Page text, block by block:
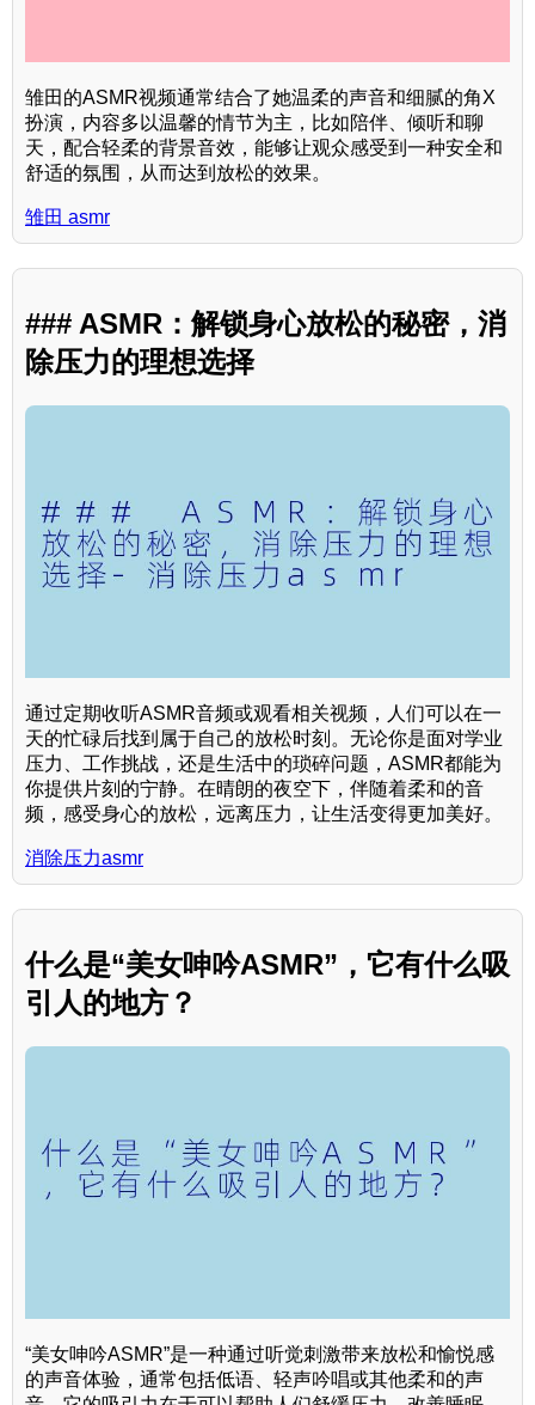
雏田的ASMR视频通常结合了她温柔的声音和细腻的角X
扮演，内容多以温馨的情节为主，比如陪伴、倾听和聊
天，配合轻柔的背景音效，能够让观众感受到一种安全和
舒适的氛围，从而达到放松的效果。
雏田 asmr
### ASMR：解锁身心放松的秘密，消
除压力的理想选择
通过定期收听ASMR音频或观看相关视频，人们可以在一
天的忙碌后找到属于自己的放松时刻。无论你是面对学业
压力、工作挑战，还是生活中的琐碎问题，ASMR都能为
你提供片刻的宁静。在晴朗的夜空下，伴随着柔和的音
频，感受身心的放松，远离压力，让生活变得更加美好。
消除压力asmr
什么是“美女呻吟ASMR”，它有什么吸
引人的地方？
“美女呻吟ASMR”是一种通过听觉刺激带来放松和愉悦感
的声音体验，通常包括低语、轻声吟唱或其他柔和的声